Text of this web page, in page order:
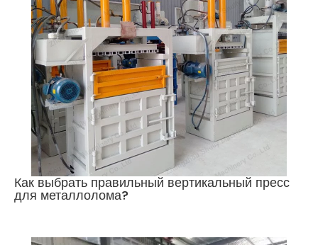
Как выбрать правильный вертикальный пресс
для металлолома?